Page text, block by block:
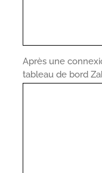
Après une
tableau de bord